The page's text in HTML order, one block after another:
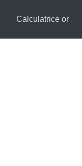
Calculatrice or